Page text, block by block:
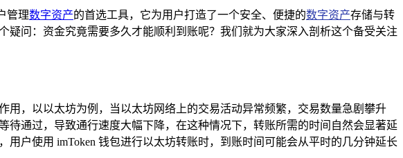
管理数字资产的首选工具，它为用户打造了一个安全、便捷的数字资产存储与转
疑问：资金究竟需要多久才能顺利到账呢？我们就为大家深入剖析这个备受关注
用，以以太坊为例，当以太坊网络上的交易活动异常频繁，交易数量急剧攀升
通过，导致通行速度大幅下降，在这种情况下，转账所需的时间自然会显著延
户使用 imToken 钱包进行以太坊转账时，到账时间可能会从平时的几分钟延长